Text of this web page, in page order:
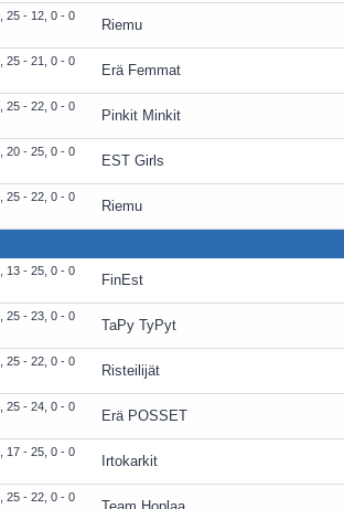
25 - 12, 0 - 0
Riemu
25 - 21, 0 - 0
Erä Femmat
25 - 22, 0 - 0
Pinkit Minkit
20 - 25, 0 - 0
EST Girls
25 - 22, 0 - 0
Riemu
13 - 25, 0 - 0
FinEst
25 - 23, 0 - 0
TaPy TyPyt
25 - 22, 0 - 0
Risteilijät
25 - 24, 0 - 0
Erä POSSET
17 - 25, 0 - 0
Irtokarkit
25 - 22, 0 - 0